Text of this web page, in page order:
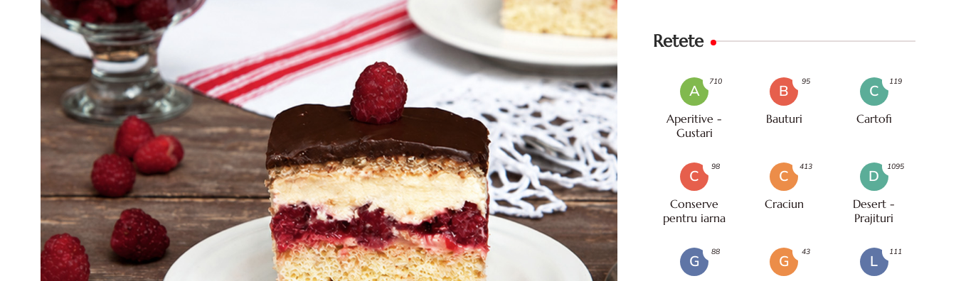
Retete
A
Aperitive -
Gustari
710
B
Bauturi
95
C
Cartofi
119
C
Conserve
pentru iarna
98
C
Craciun
413
D
Desert -
Prajituri
1095
G
88
G
43
L
111